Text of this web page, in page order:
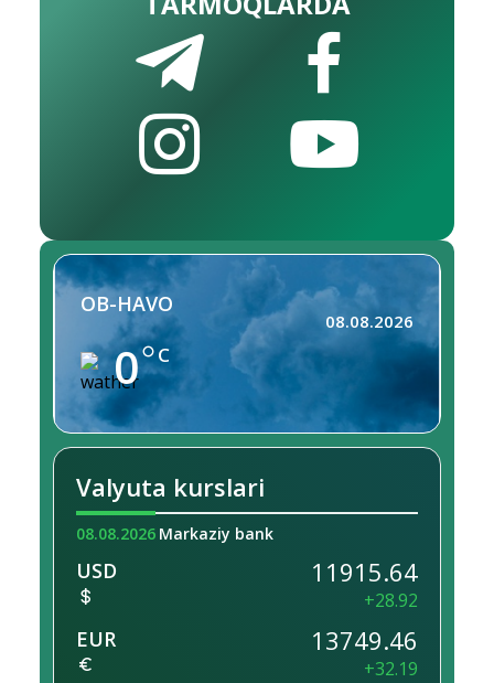
OB-HAVO
0 C
08.08.2026
Valyuta kurslari
08.08.2026 Markaziy bank
USD 11915.64
+28.92
EUR 13749.46
+32.19